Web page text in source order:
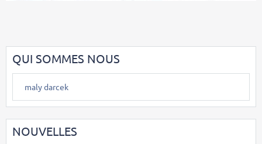
QUI SOMMES NOUS
maly darcek
NOUVELLES